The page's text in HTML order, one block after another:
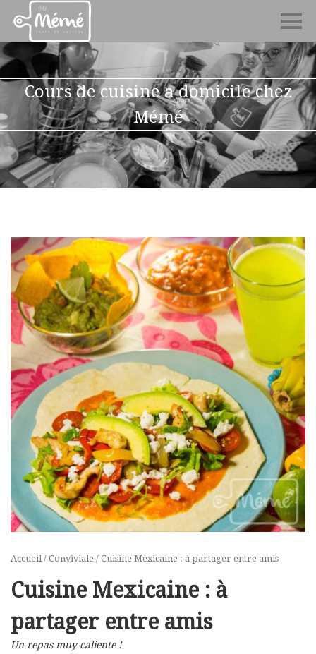
Cours de cuisine a domicile chez
Mémé
Accueil/ Conviviale / Cuisine Mexicaine : à partager entre amis
Cuisine Mexicaine : à
partager entre amis
Un repas muy caliente !